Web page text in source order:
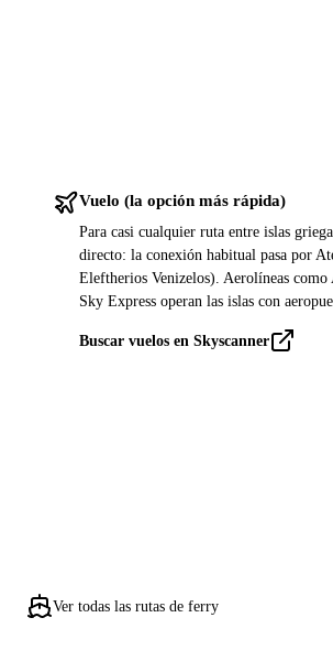
Vuelo (la opción más rápida)
Para casi cualquier ruta entre islas
directo: la conexión habitual pasa por
Eleftherios Venizelos). Aerolíneas
Sky Express operan las islas con
Buscar vuelos en Skyscanner
Ver todas las rutas de ferry